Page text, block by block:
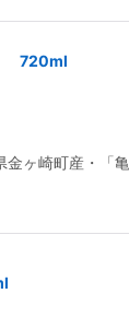
720ml
ヶ崎町産・「